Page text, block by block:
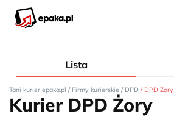
Lista
Tani kurier epaka.pl / Firmy kurierskie / DPD / DPD Żory
Kurier DPD Żory